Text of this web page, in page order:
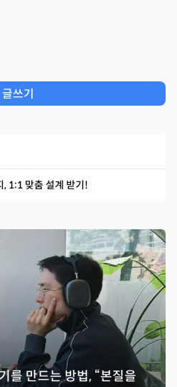
글쓰기
, 1:1 맞춤 설계 받기!
를 만드는 방법, “본질을